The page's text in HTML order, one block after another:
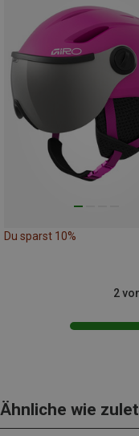
Du sparst 10%
2
Ähnliche wie